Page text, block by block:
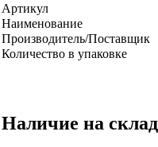
Артикул
Наименование
Производитель/Поставщик
Количество в упаковке
Наличие на